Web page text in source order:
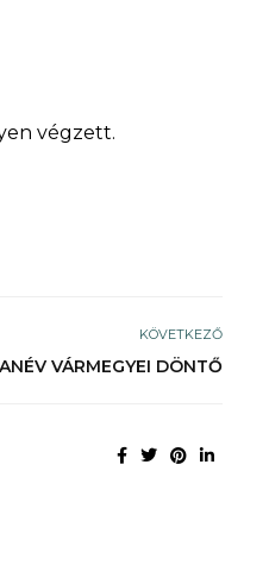
végzett.
KÖVETKEZŐ
VÁRMEGYEI DÖNTŐ